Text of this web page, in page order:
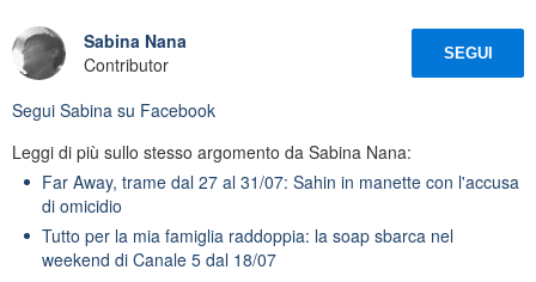
Sabina Nana
Contributor
SEGUI
Segui Sabina su Facebook
Leggi di più sullo stesso argomento da Sabina Nana:
Far Away, trame dal 27 al 31/07: Sahin in manette con l'accusa
di omicidio
Tutto per la mia famiglia raddoppia: la soap sbarca nel
weekend di Canale 5 dal 18/07